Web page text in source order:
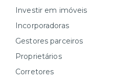
Investir em imóveis
Incorporadoras
Gestores parceiros
Proprietários
Corretores